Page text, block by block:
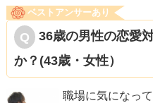
ベストアンサーあり
36歳の男性の恋愛
か？(43歳・女性）
職場に気になっ